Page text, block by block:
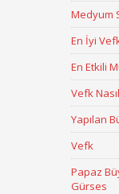
Medyum
En İyi
En Etkili
Vefk
Yapılan
Vefk
Papaz
Gürses